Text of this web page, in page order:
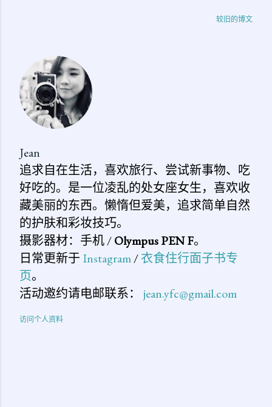
较旧的博文
Jean
追求自在生活，喜欢旅行、尝试新事物、吃
好吃的。是一位凌乱的处女座女生，喜欢收
藏美丽的东西。懒惰但爱美，追求简单自然
的护肤和彩妆技巧。
摄影器材：手机 /Olympus PEN F。
日常更新于 Instagram/衣食住行面子书专
页。
活动邀约请电邮联系： jean.yfc@gmail.com
访问个人资料